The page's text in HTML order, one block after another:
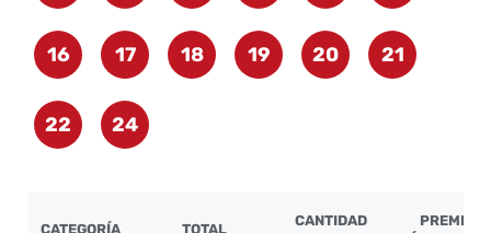
16 17 18 19 20 21
22 24
CATEGORÍA
TOTAL
CANTIDAD
PREMIO